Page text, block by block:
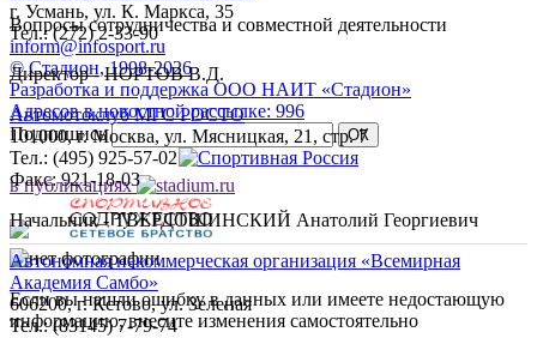
г. Усмань, ул. К. Маркса, 35
Тел.: (272) 2-33-90
Директор - НОРТОВ В.Д.
Автомотоклуб МГС РОСТО
101000, г. Москва, ул. Мясницкая, 21, стр. 7
Тел.: (495) 925-57-02
Факс: 921-18-03
Начальник - ТВЕРДОШИНСКИЙ Анатолий Георгиевич
Автономная некоммерческая организация «Всемирная
Академия Самбо»
606200, г. Кстово, ул. Зеленая
Тел.: (83145) 7-79-74
Вопросы сотрудничества и совместной деятельности
inform@infosport.ru
© Стадион, 1998-2026
Разработка и поддержка ООО НАИТ «Стадион»
Адресов в новостной рассылке: 996
Подпишись
в публикациях
Если вы нашли ошибку в данных или имеете недостающую
информацию, внесите изменения самостоятельно